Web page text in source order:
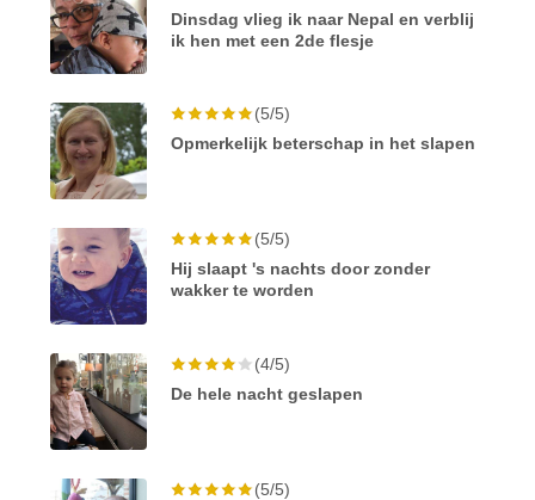
Dinsdag vlieg ik naar Nepal en verblij
ik hen met een 2de flesje
(5/5)
Opmerkelijk beterschap in het slapen
(5/5)
Hij slaapt 's nachts door zonder
wakker te worden
(4/5)
De hele nacht geslapen
(5/5)